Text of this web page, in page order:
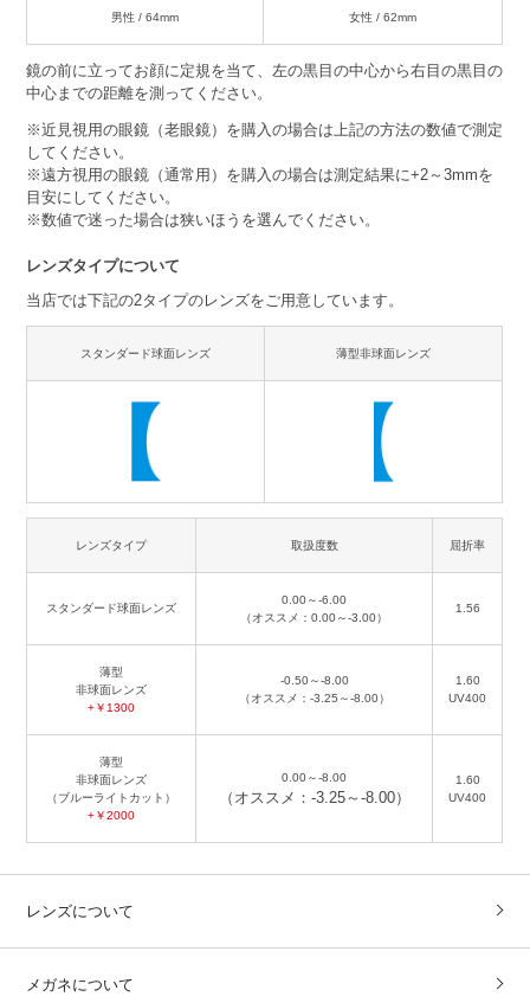
男性 / 64mm 女性 / 62mm
鏡の前に立ってお顔に定規を当て、左の黒目の中心から右目の黒目の
中心までの距離を測ってください。
※近見視用の眼鏡（老眼鏡）を購入の場合は上記の方法の数値で測定
してください。
※遠方視用の眼鏡（通常用）を購入の場合は測定結果に+2～3mmを
目安にしてください。
※数値で迷った場合は狭いほうを選んでください。
レンズタイプについて
当店では下記の2タイプのレンズをご用意しています。
スタンダード球面レンズ 薄型非球面レンズ
レンズタイプ 取扱度数 屈折率
スタンダード球面レンズ
0.00～-6.00
（オススメ：0.00～-3.00）
1.56
薄型
非球面レンズ
+￥1300
-0.50～-8.00
（オススメ：-3.25～-8.00）
1.60
UV400
薄型
非球面レンズ
（ブルーライトカット）
+￥2000
0.00～-8.00
（オススメ：-3.25～-8.00）
1.60
UV400
レンズについて
メガネについて